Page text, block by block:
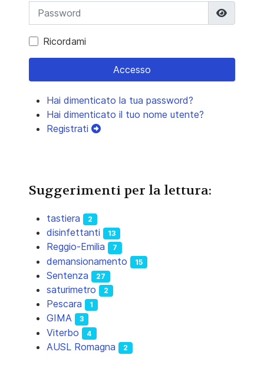
Ricordami
Accesso
Hai dimenticato la tua password?
Hai dimenticato il tuo nome utente?
Registrati
Suggerimenti per la lettura:
tastiera 2
disinfettanti 13
Reggio-Emilia 7
demansionamento 15
Sentenza 27
saturimetro 2
Pescara 1
GIMA 3
Viterbo 4
AUSL Romagna 2